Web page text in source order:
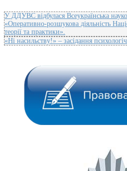
У ДДУВС відбулася Всеукраїнська
«Оперативно-розшукова діяльність
теорії та практики».
«Ні насильству!» – засідання